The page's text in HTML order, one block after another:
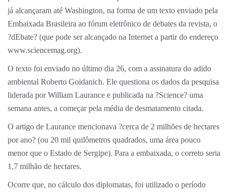
já alcançaram até Washington, na forma de um texto enviado pela
Embaixada Brasileira ao fórum eletrônico de debates da revista, o
?dEbate? (que pode ser alcançado na Internet a partir do endereço
www.sciencemag.org).
O texto foi enviado no último dia 26, com a assinatura do adido
ambiental Roberto Goidanich. Ele questiona os dados da pesquisa
liderada por William Laurance e publicada na ?Science? uma
semana antes, a começar pela média de desmatamento citada.
O artigo de Laurance mencionava ?cerca de 2 milhões de hectares
por ano? (ou 20 mil quilômetros quadrados, uma área pouco
menor que o Estado de Sergipe). Para a embaixada, o correto seria
1,7 milhão de hectares.
Ocorre que, no cálculo dos diplomatas, foi utilizado o período